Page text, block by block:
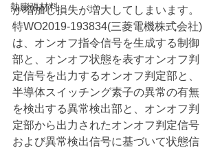
熱膨張材料
が増加し損失が増大してしまいます。
特WO2019-193834(三菱電機株式会社)
は、オンオフ指令信号を生成する制御
部と、オンオフ状態を表すオンオフ判
定信号を出力するオンオフ判定部と、
半導体スイッチング素子の異常の有無
を検出する異常検出部と、オンオフ判
定部から出力されたオンオフ判定信号
および異常検出信号に基づいて状態信